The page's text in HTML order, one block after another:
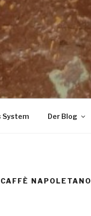
System Der Blog
CAFFÈ NAPOLETANO